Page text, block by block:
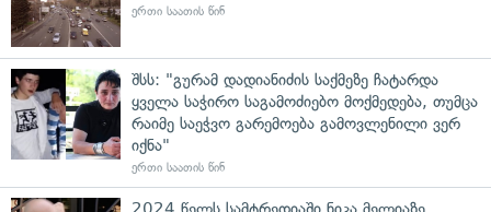
ერთი საათის წინ
შსს: "გურამ დადიანიძის საქმეზე ჩატარდა
ყველა საჭირო საგამოძიებო მოქმედება, თუმცა
რაიმე საეჭვო გარემოება გამოვლენილი ვერ
იქნა"
ერთი საათის წინ